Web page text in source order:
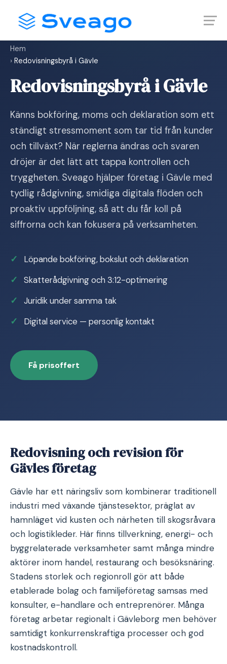
content
Hem
› Redovisningsbyrå i Gävle
Redovisningsbyrå i Gävle
Känns bokföring, moms och deklaration som ett
ständigt stressmoment som tar tid från kunder
och tillväxt? När reglerna ändras och svaren
dröjer är det lätt att tappa kontrollen och
tryggheten. Sveago hjälper företag i Gävle med
tydlig rådgivning, smidiga digitala flöden och
proaktiv uppföljning, så att du får koll på
siffrorna och kan fokusera på verksamheten.
Löpande bokföring, bokslut och deklaration
Skatterådgivning och 3:12-optimering
Juridik under samma tak
Digital service — personlig kontakt
Få prisoffert
Redovisning och revision för
Gävles företag
Gävle har ett näringsliv som kombinerar traditionell
industri med växande tjänstesektor, präglat av
hamnläget vid kusten och närheten till skogsråvara
och logistikleder. Här finns tillverkning, energi- och
byggrelaterade verksamheter samt många mindre
aktörer inom handel, restaurang och besöksnäring.
Stadens storlek och regionroll gör att både
etablerade bolag och familjeföretag samsas med
konsulter, e-handlare och entreprenörer. Många
företag arbetar regionalt i Gävleborg men behöver
samtidigt konkurrenskraftiga processer och god
kostnadskontroll.